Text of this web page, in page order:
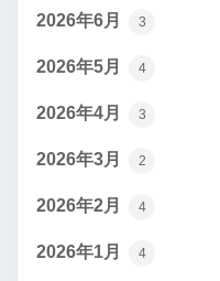
2026年6月 3
2026年5月 4
2026年4月 3
2026年3月 2
2026年2月 4
2026年1月 4